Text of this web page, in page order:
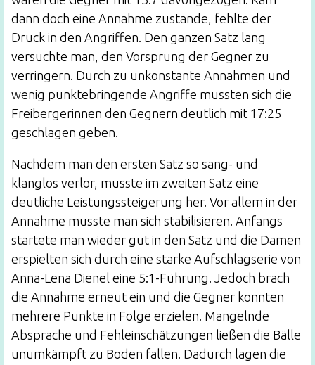
dann doch eine Annahme zustande, fehlte der
Druck in den Angriffen. Den ganzen Satz lang
versuchte man, den Vorsprung der Gegner zu
verringern. Durch zu unkonstante Annahmen und
wenig punktebringende Angriffe mussten sich die
Freibergerinnen den Gegnern deutlich mit 17:25
geschlagen geben.
Nachdem man den ersten Satz so sang- und
klanglos verlor, musste im zweiten Satz eine
deutliche Leistungssteigerung her. Vor allem in der
Annahme musste man sich stabilisieren. Anfangs
startete man wieder gut in den Satz und die Damen
erspielten sich durch eine starke Aufschlagserie von
Anna-Lena Dienel eine 5:1-Führung. Jedoch brach
die Annahme erneut ein und die Gegner konnten
mehrere Punkte in Folge erzielen. Mangelnde
Absprache und Fehleinschätzungen ließen die Bälle
unumkämpft zu Boden fallen. Dadurch lagen die